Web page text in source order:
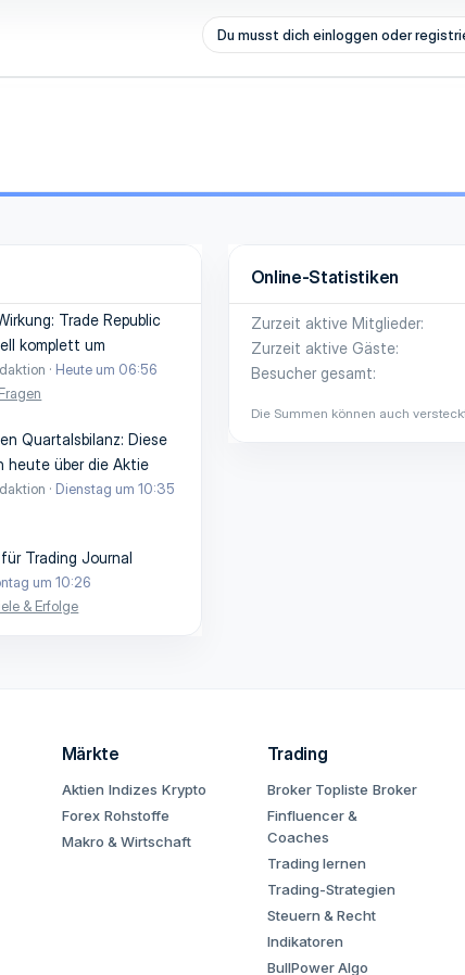
Du musst dich einloggen oder
Trade Republic
komplett um
Heute um 06:56
Quartalsbilanz: Diese
heute über die Aktie
Dienstag um 10:35
Trading Journal
um 10:26
& Erfolge
Online-Statistiken
Zurzeit aktive Mitglieder
Zurzeit aktive Gäste
Besucher gesamt
Die Summen können auch
Märkte
Aktien Indizes Krypto
Forex Rohstoffe
Makro & Wirtschaft
Trading
Broker Topliste Broker
Finfluencer &
Coaches
Trading lernen
Trading-Strategien
Steuern & Recht
Indikatoren
BullPower Algo